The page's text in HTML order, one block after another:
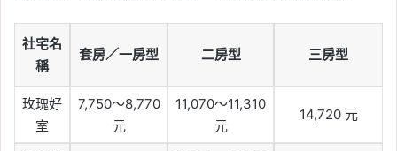
社宅名
稱
套房／一房型 二房型 三房型
玫瑰好
室
7,750～8,770
元
11,070～11,310
元
14,720 元